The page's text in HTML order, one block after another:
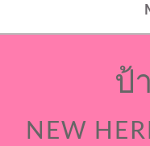
ป้
NEW